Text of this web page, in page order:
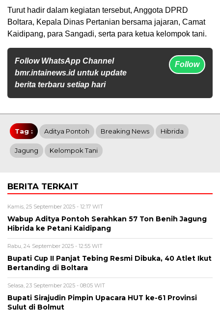
Turut hadir dalam kegiatan tersebut, Anggota DPRD
Boltara, Kepala Dinas Pertanian bersama jajaran, Camat
Kaidipang, para Sangadi, serta para ketua kelompok tani.
Follow WhatsApp Channel
bmr.intainews.id untuk update
berita terbaru setiap hari
Follow
Tag : Aditya Pontoh Breaking News Hibrida
Jagung Kelompok Tani
BERITA TERKAIT
Kamis, 25 September 2025 - 12:17 WIT
Wabup Aditya Pontoh Serahkan 57 Ton Benih Jagung
Hibrida ke Petani Kaidipang
Rabu, 24 September 2025 - 12:55 WIT
Bupati Cup II Panjat Tebing Resmi Dibuka, 40 Atlet Ikut
Bertanding di Boltara
Selasa, 23 September 2025 - 08:05 WIT
Bupati Sirajudin Pimpin Upacara HUT ke-61 Provinsi
Sulut di Bolmut